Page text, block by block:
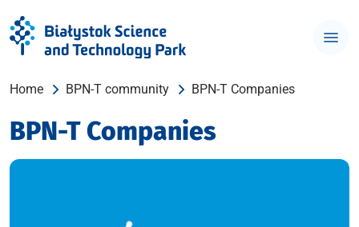
Home BPN-T community BPN-T Companies
BPN-T Companies